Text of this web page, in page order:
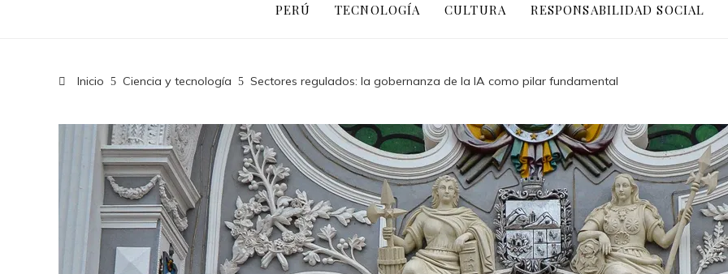
PERÚ TECNOLOGÍA CULTURA RESPONSABILIDAD SOCIAL
Inicio Ciencia y tecnología Sectores regulados: la gobernanza de la IA como pilar fundamental